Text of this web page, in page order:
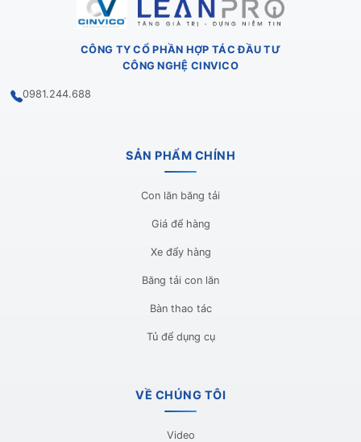
CÔNG TY CỔ PHẦN HỢP TÁC ĐẦU TƯ
CÔNG NGHỆ CINVICO
0981.244.688
SẢN PHẨM CHÍNH
Con lăn băng tải
Giá để hàng
Xe đẩy hàng
Băng tải con lăn
Bàn thao tác
Tủ để dụng cụ
VỀ CHÚNG TÔI
Video